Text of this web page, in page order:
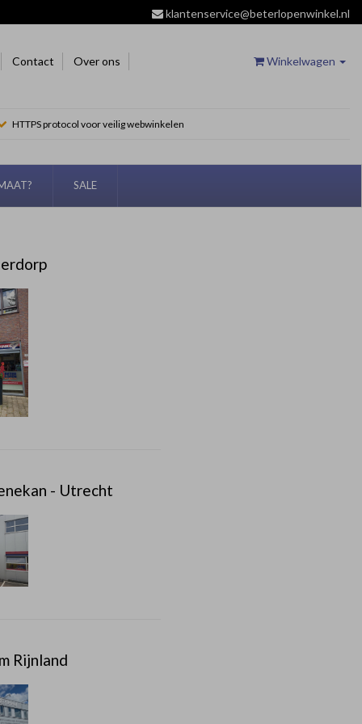
klantenservice@beterlopenwinkel.nl
Contact Over ons Winkelwagen
HTTPS protocol voor veilig webwinkelen
SALE
- Utrecht
Rijnland